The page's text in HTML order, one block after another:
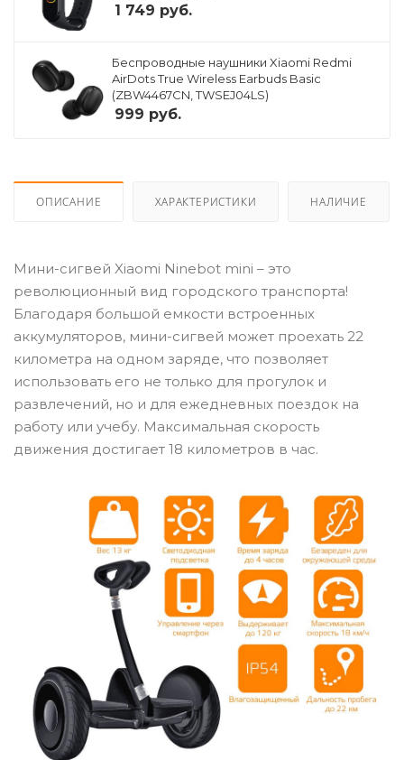
1 749 руб.
Беспроводные наушники Xiaomi Redmi
AirDots True Wireless Earbuds Basic
(ZBW4467CN, TWSEJ04LS)
999 руб.
ОПИСАНИЕ ХАРАКТЕРИСТИКИ НАЛИЧИЕ
Мини-сигвей Xiaomi Ninebot mini – это
революционный вид городского транспорта!
Благодаря большой емкости встроенных
аккумуляторов, мини-сигвей может проехать 22
километра на одном заряде, что позволяет
использовать его не только для прогулок и
развлечений, но и для ежедневных поездок на
работу или учебу. Максимальная скорость
движения достигает 18 километров в час.